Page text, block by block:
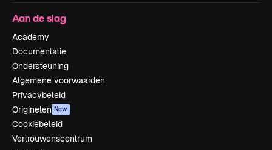
Aan de slag
Academy
Documentatie
Ondersteuning
Algemene voorwaarden
Privacybeleid
Originelen New
Cookiebeleid
Vertrouwenscentrum